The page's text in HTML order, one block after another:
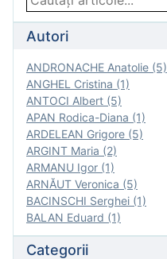
Autori
ANDRONACHE Anatolie (5)
ANGHEL Cristina (1)
ANTOCI Albert (5)
APAN Rodica-Diana (1)
ARDELEAN Grigore (5)
ARGINT Maria (2)
ARMANU Igor (1)
ARNĂUT Veronica (5)
BACINSCHI Serghei (1)
BALAN Eduard (1)
Categorii